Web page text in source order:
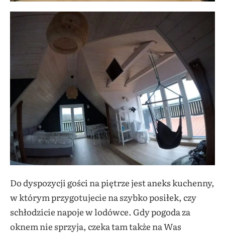
Do dyspozycji gości na piętrze jest aneks kuchenny,
w którym przygotujecie na szybko posiłek, czy
schłodzicie napoje w lodówce. Gdy pogoda za
oknem nie sprzyja, czeka tam także na Was